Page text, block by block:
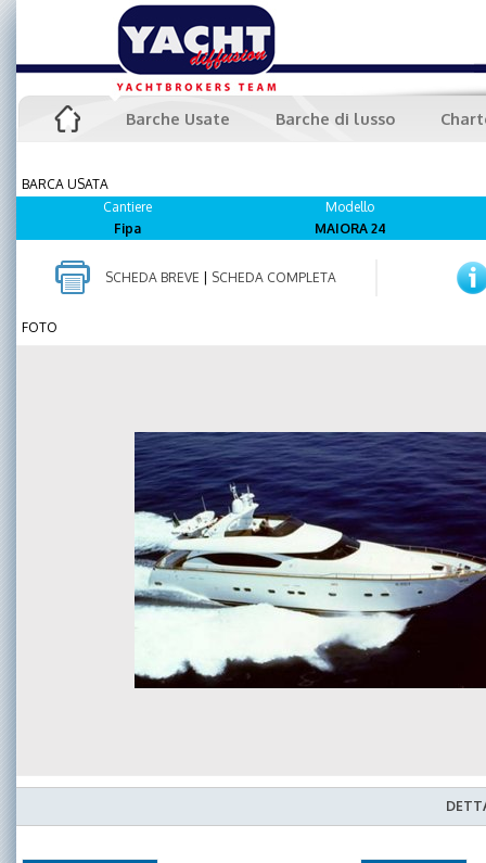
Barche Usate Barche di lusso
BARCA USATA
Cantiere
Modello
Fipa
MAIORA 24
SCHEDA BREVE SCHEDA COMPLETA
FOTO